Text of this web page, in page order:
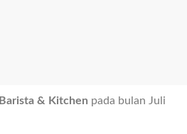
Barista & Kitchen pada bulan Juli